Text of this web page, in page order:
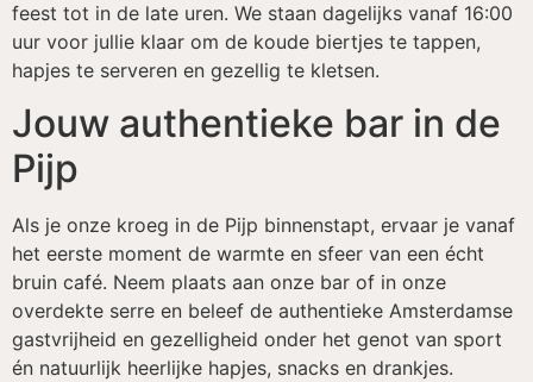
feest tot in de late uren. We staan dagelijks vanaf 16:00
uur voor jullie klaar om de koude biertjes te tappen,
hapjes te serveren en gezellig te kletsen.
Jouw authentieke bar in de
Pijp
Als je onze kroeg in de Pijp binnenstapt, ervaar je vanaf
het eerste moment de warmte en sfeer van een écht
bruin café. Neem plaats aan onze bar of in onze
overdekte serre en beleef de authentieke Amsterdamse
gastvrijheid en gezelligheid onder het genot van sport
én natuurlijk heerlijke hapjes, snacks en drankjes.